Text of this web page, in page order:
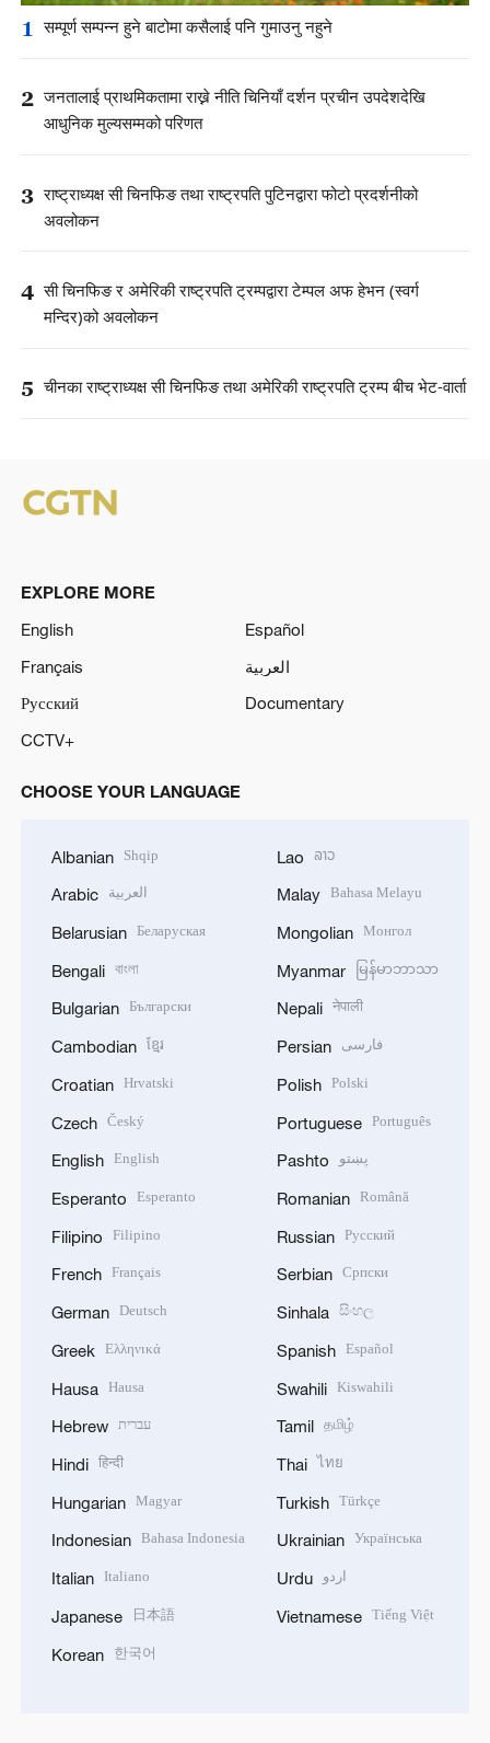
1 सम्पूर्ण सम्पन्न हुने बाटोमा कसैलाई पनि गुमाउनु नहुने
2 जनतालाई प्राथमिकतामा राख्ने नीति चिनियाँ दर्शन प्रचीन उपदेशदेखि
आधुनिक मुल्यसम्मको परिणत
3 राष्ट्राध्यक्ष सी चिनफिङ तथा राष्ट्रपति पुटिनद्वारा फोटो प्रदर्शनीको
अवलोकन
4 सी चिनफिङ र अमेरिकी राष्ट्रपति ट्रम्पद्वारा टेम्पल अफ हेभन (स्वर्ग
मन्दिर)को अवलोकन
5 चीनका राष्ट्राध्यक्ष सी चिनफिङ तथा अमेरिकी राष्ट्रपति ट्रम्प बीच भेट-वार्ता
EXPLORE MORE
English
Español
Français
العربية
Русский
Documentary
CCTV+
CHOOSE YOUR LANGUAGE
Albanian Shqip
Arabic العربية
Belarusian Беларуская
Bengali বাংলা
Bulgarian Български
Cambodian ខ្មែរ
Croatian Hrvatski
Czech Český
English English
Esperanto Esperanto
Filipino Filipino
French Français
German Deutsch
Greek Ελληνικά
Hausa Hausa
Hebrew עברית
Hindi हिन्दी
Hungarian Magyar
Indonesian Bahasa Indonesia
Italian Italiano
Japanese 日本語
Korean 한국어
Lao ລາວ
Malay Bahasa Melayu
Mongolian Монгол
Myanmar မြန်မာဘာသာ
Nepali नेपाली
Persian فارسی
Polish Polski
Portuguese Português
Pashto پښتو
Romanian Română
Russian Русский
Serbian Српски
Sinhala සිංහල
Spanish Español
Swahili Kiswahili
Tamil தமிழ்
Thai ไทย
Turkish Türkçe
Ukrainian Українська
Urdu اردو
Vietnamese Tiếng Việt